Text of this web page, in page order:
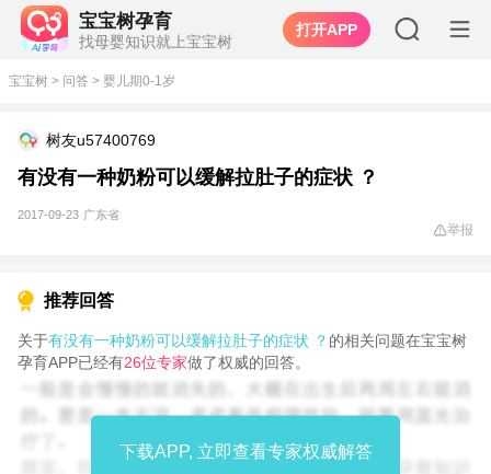
宝宝树孕育
找母婴知识就上宝宝树
打开APP
宝宝树 > 问答 > 婴儿期0-1岁
树友u57400769
有没有一种奶粉可以缓解拉肚子的症状 ？
2017-09-23 广东省
举报
推荐回答
关于有没有一种奶粉可以缓解拉肚子的症状 ？ 的相关问题在宝宝树
孕育APP已经有26位专家做了权威的回答。
下载APP, 立即查看专家权威解答